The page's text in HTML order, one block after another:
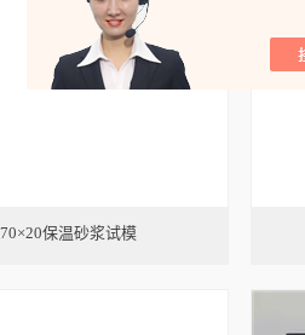
保温砂浆试模